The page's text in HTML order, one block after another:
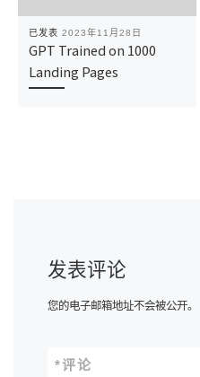
已发表 2023年11月28日
GPT Trained on 1000
Landing Pages
发表评论
您的电子邮箱地址不会被公开。
评论
*